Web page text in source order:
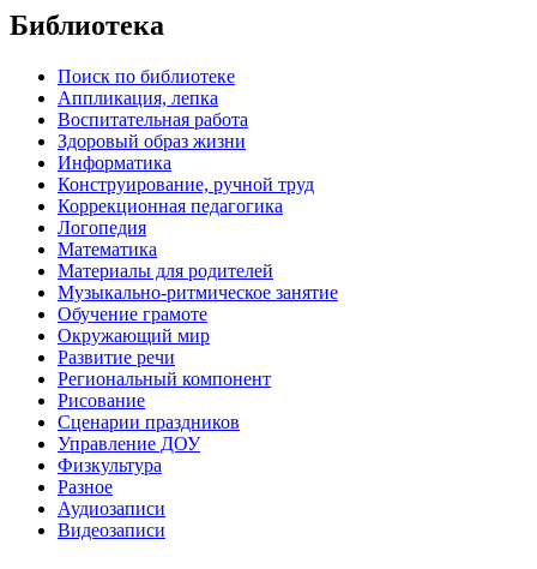
Библиотека
Поиск по библиотеке
Аппликация, лепка
Воспитательная работа
Здоровый образ жизни
Информатика
Конструирование, ручной труд
Коррекционная педагогика
Логопедия
Математика
Материалы для родителей
Музыкально-ритмическое занятие
Обучение грамоте
Окружающий мир
Развитие речи
Региональный компонент
Рисование
Сценарии праздников
Управление ДОУ
Физкультура
Разное
Аудиозаписи
Видеозаписи